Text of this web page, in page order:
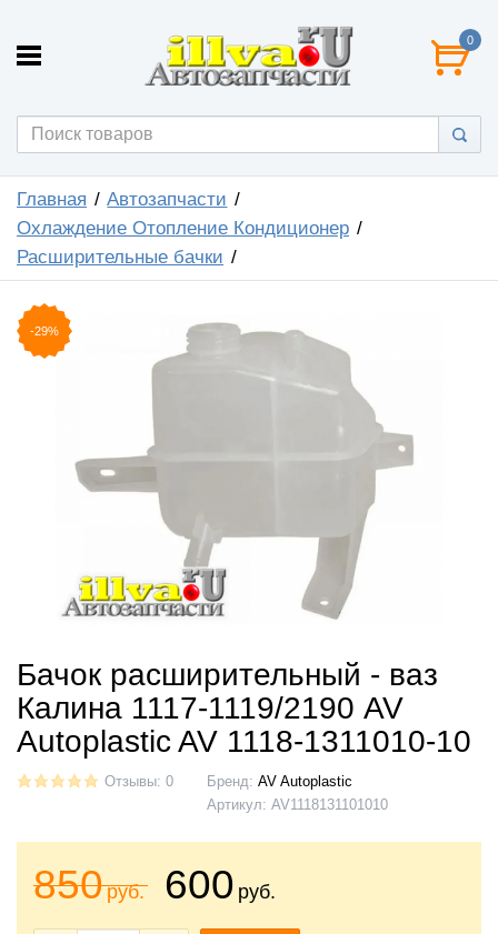
0
Главная
Автозапчасти
Охлаждение Отопление Кондиционер
Расширительные бачки
-29%
Бачок расширительный - ваз
Калина 1117-1119/2190 AV
Autoplastic AV 1118-1311010-10
Отзывы: 0 Бренд: AV Autoplastic
Артикул: AV1118131101010
850руб. 600 руб.